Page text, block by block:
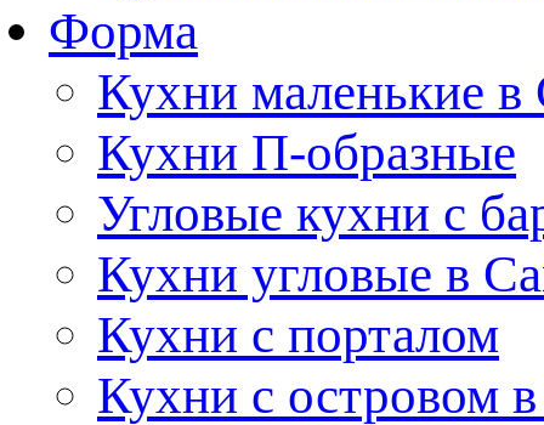
Форма
Кухни маленькие в
Кухни П-образные
Угловые кухни с
Кухни угловые в
Кухни с порталом
Кухни с островом